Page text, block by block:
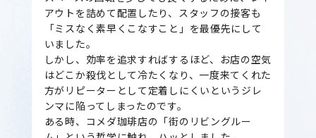
アウトを詰めて配置したり、スタッフの接客も
「ミスなく素早くこなすこと」を最優先にして
いました。
しかし、効率を追求すればするほど、お店の空気
はどこか殺伐として冷たくなり、一度来てくれた
方がリピーターとして定着しにくいというジレ
ンマに陥ってしまったのです。
ある時、コメダ珈琲店の「街のリビングルー